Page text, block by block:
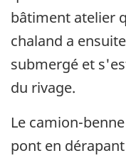
bâtiment atelier
chaland a
submergé et
du rivage.
Le camion-
pont en